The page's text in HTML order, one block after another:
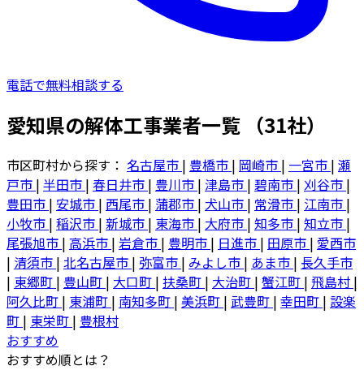
電話で無料相談する
愛知県の解体工事業者一覧 （31社）
市区町村から探す： 名古屋市 | 豊橋市 | 岡崎市 | 一宮市 | 瀬
戸市 | 半田市 | 春日井市 | 豊川市 | 津島市 | 碧南市 | 刈谷市 |
豊田市 | 安城市 | 西尾市 | 蒲郡市 | 犬山市 | 常滑市 | 江南市 |
小牧市 | 稲沢市 | 新城市 | 東海市 | 大府市 | 知多市 | 知立市 |
尾張旭市 | 高浜市 | 岩倉市 | 豊明市 | 日進市 | 田原市 | 愛西市
| 清須市 | 北名古屋市 | 弥富市 | みよし市 | あま市 | 長久手市
| 東郷町 | 豊山町 | 大口町 | 扶桑町 | 大治町 | 蟹江町 | 飛島村 |
阿久比町 | 東浦町 | 南知多町 | 美浜町 | 武豊町 | 幸田町 | 設楽
町 | 東栄町 | 豊根村
おすすめ
おすすめ順とは？